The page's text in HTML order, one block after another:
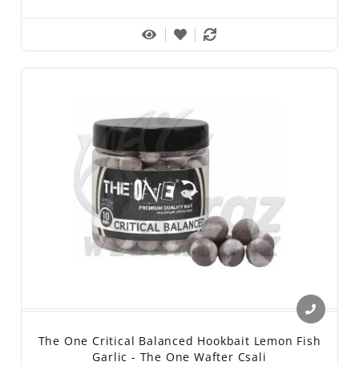
The One Critical Balanced Hookbait Lemon Fish
Garlic - The One Wafter Csali